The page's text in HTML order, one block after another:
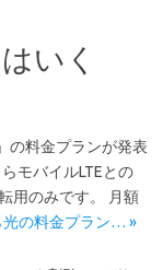
いく
の料金プランが発表
モバイルLTEとの
用のみです。 月額
光の料金プラン… »